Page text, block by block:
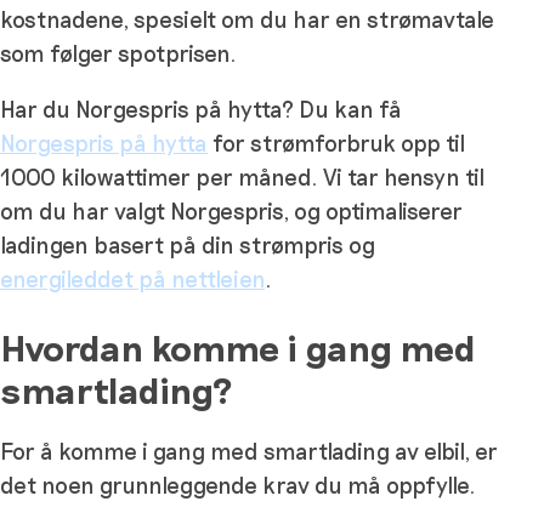
kostnadene, spesielt om du har en strømavtale
som følger spotprisen.
Har du Norgespris på hytta? Du kan få
Norgespris på hytta for strømforbruk opp til
1000 kilowattimer per måned. Vi tar hensyn til
om du har valgt Norgespris, og optimaliserer
ladingen basert på din strømpris og
energileddet på nettleien.
Hvordan komme i gang med
smartlading?
For å komme i gang med smartlading av elbil, er
det noen grunnleggende krav du må oppfylle.